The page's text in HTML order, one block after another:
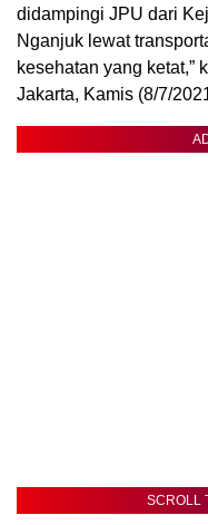
didampingi JPU dari
Nganjuk lewat
kesehatan yang ketat,”
Jakarta, Kamis (8/7/
SCROLL